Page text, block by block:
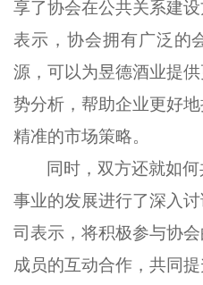
享了协会在公共关系建
表示，协会拥有广泛的
源，可以为昱德酒业提
势分析，帮助企业更好
精准的市场策略。
同时，双方还就如
事业的发展进行了深入
司表示，将积极参与协
成员的互动合作，共同